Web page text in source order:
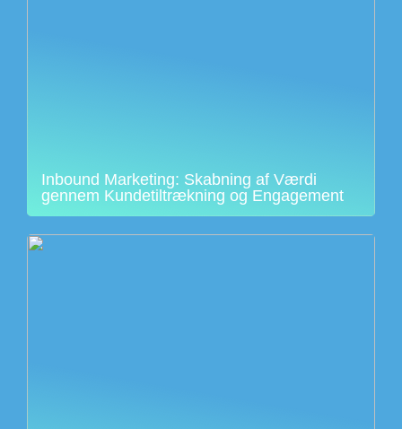
Inbound Marketing: Skabning af Værdi
gennem Kundetiltrækning og Engagement